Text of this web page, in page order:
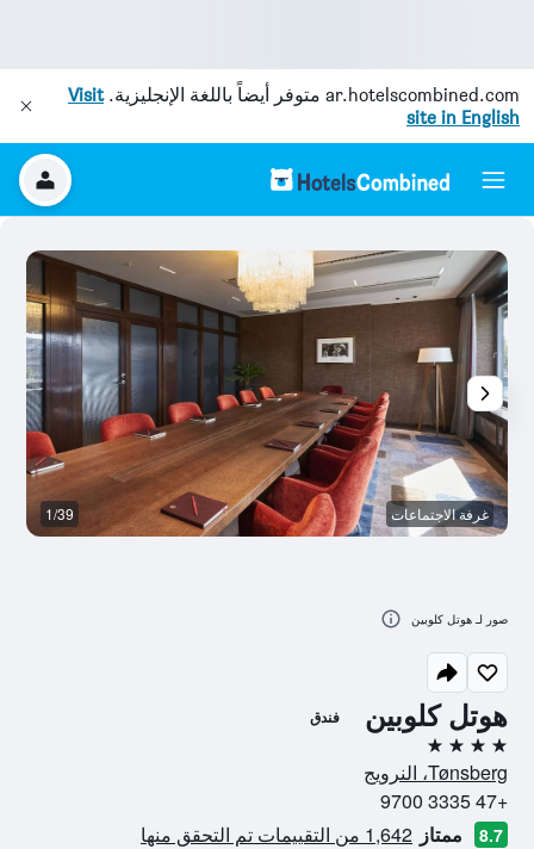
ar.hotelscombined.com متوفر أيضاً باللغة الإنجليزية.Visit
site in English
هوتل كلوبين فندق
4 نجوم
Tønsberg، النرويج
+47 3335 9700
8.7 ممتاز 1,642 من التقييمات تم التحقق منها
غرفة الاجتماعات 1/39
صور لـ هوتل كلوبين